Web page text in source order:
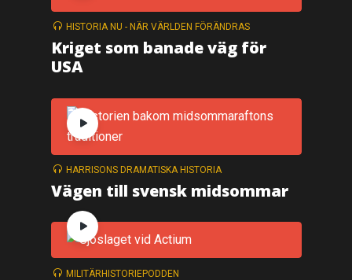
HISTORIA NU - NÄR VÄRLDEN FÖRÄNDRAS
Kriget som banade väg för
USA
HARRISONS DRAMATISKA HISTORIA
Vägen till svensk midsommar
MILITÄRHISTORIEPODDEN